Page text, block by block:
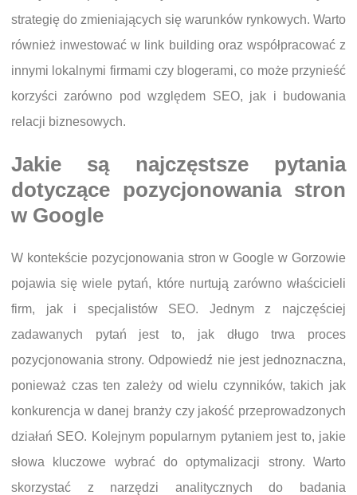
strategię do zmieniających się warunków rynkowych. Warto
również inwestować w link building oraz współpracować z
innymi lokalnymi firmami czy blogerami, co może przynieść
korzyści zarówno pod względem SEO, jak i budowania
relacji biznesowych.
Jakie są najczęstsze pytania
dotyczące pozycjonowania stron
w Google
W kontekście pozycjonowania stron w Google w Gorzowie
pojawia się wiele pytań, które nurtują zarówno właścicieli
firm, jak i specjalistów SEO. Jednym z najczęściej
zadawanych pytań jest to, jak długo trwa proces
pozycjonowania strony. Odpowiedź nie jest jednoznaczna,
ponieważ czas ten zależy od wielu czynników, takich jak
konkurencja w danej branży czy jakość przeprowadzonych
działań SEO. Kolejnym popularnym pytaniem jest to, jakie
słowa kluczowe wybrać do optymalizacji strony. Warto
skorzystać z narzędzi analitycznych do badania